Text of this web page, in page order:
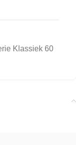
Klassiek 60